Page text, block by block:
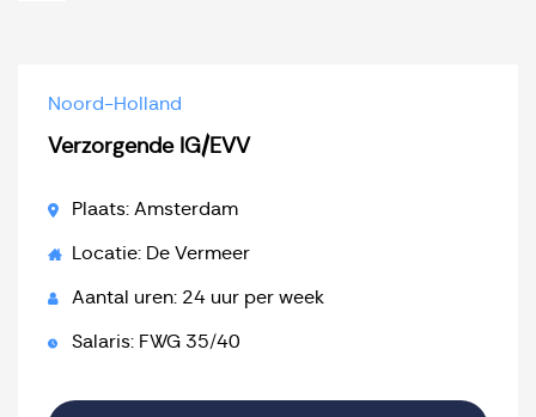
Noord-Holland
Verzorgende IG/EVV
Plaats: Amsterdam
Locatie: De Vermeer
Aantal uren: 24 uur per week
Salaris: FWG 35/40